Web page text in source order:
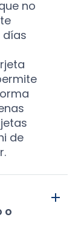
no
días
de
o